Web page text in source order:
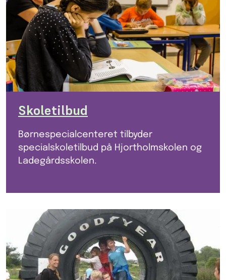
Skoletilbud
Børnespecialcenteret tilbyder
specialskoletilbud på Hjortholmskolen og
Ladegårdsskolen.